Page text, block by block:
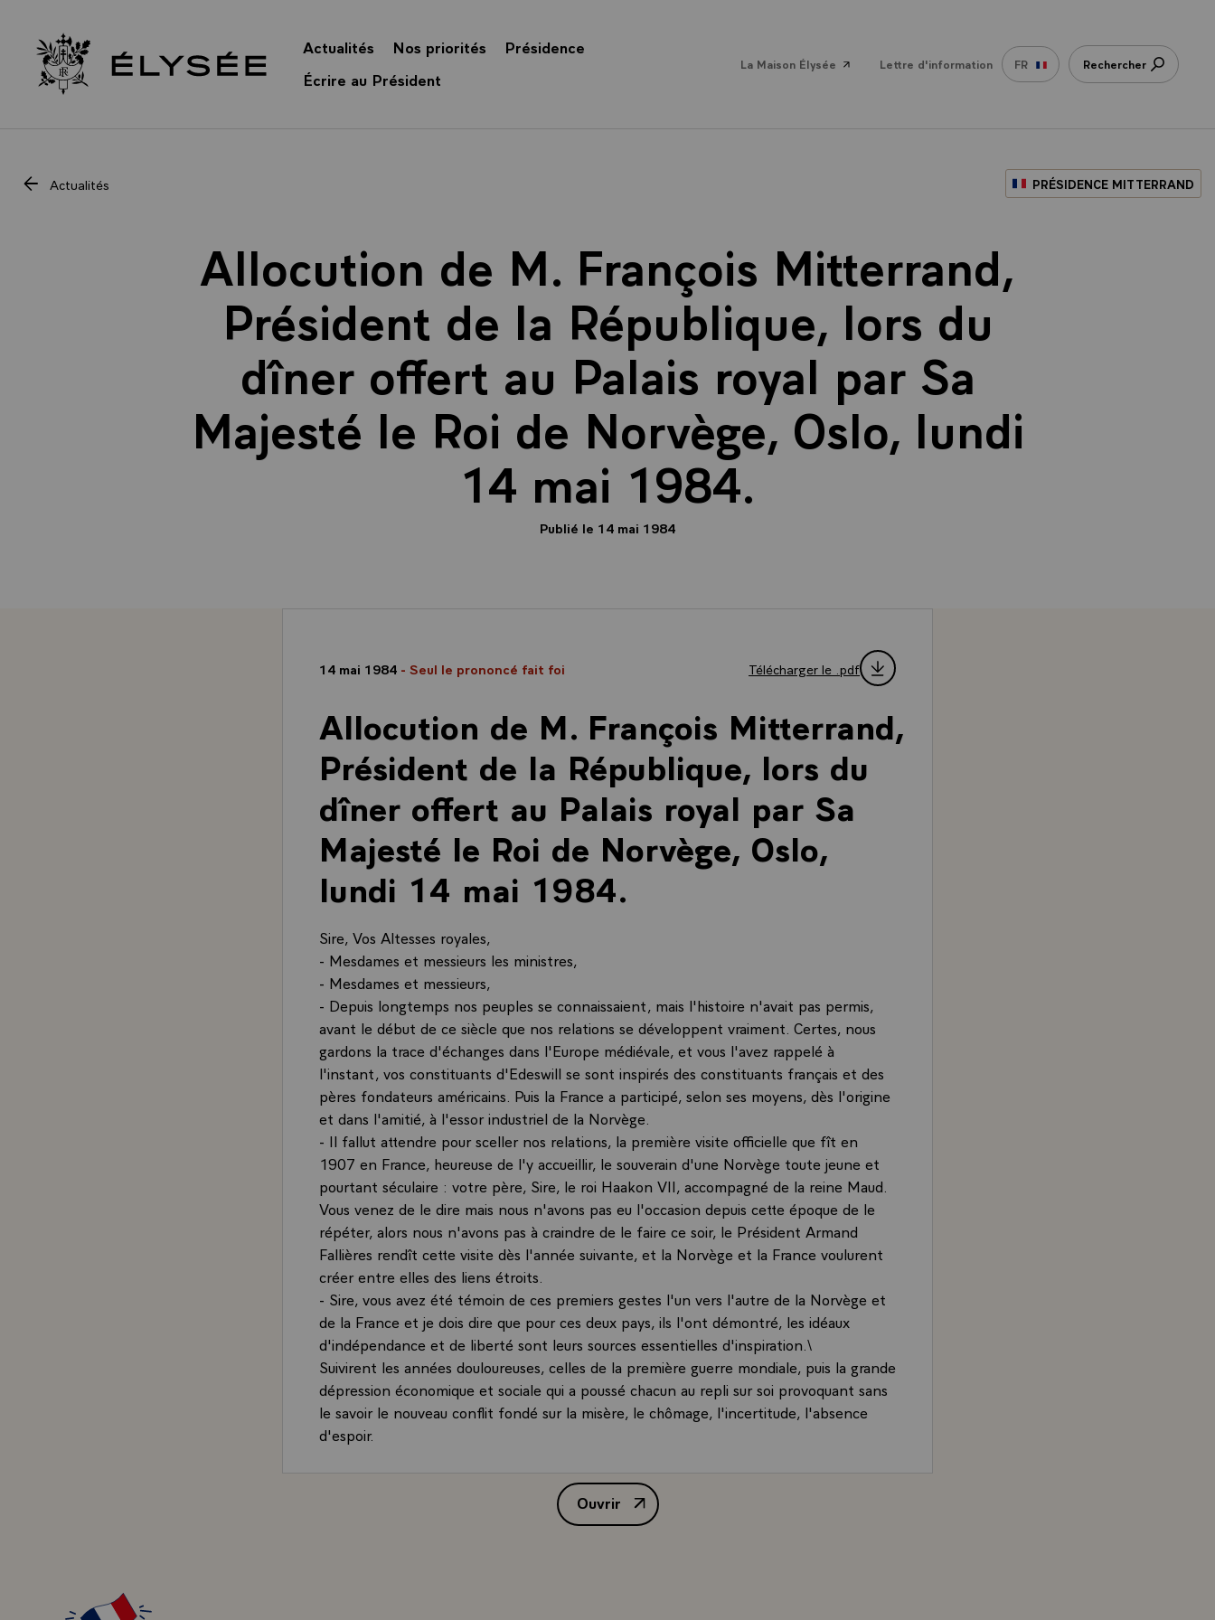
Retour à l’accueil Élysée
Actualités Nos priorités
Présidence
Écrire au Président
La Maison Élysée Lettre d'information FR Rechercher
Actualités PRÉSIDENCE MITTERRAND
Allocution de M. François Mitterrand,
Président de la République, lors du
dîner offert au Palais royal par Sa
Majesté le Roi de Norvège, Oslo, lundi
14 mai 1984.
Publié le 14 mai 1984
14 mai 1984 - Seul le prononcé fait foi Télécharger le .pdf
Allocution de M. François Mitterrand,
Président de la République, lors du
dîner offert au Palais royal par Sa
Majesté le Roi de Norvège, Oslo,
lundi 14 mai 1984.
Sire, Vos Altesses royales,
- Mesdames et messieurs les ministres,
- Mesdames et messieurs,
- Depuis longtemps nos peuples se connaissaient, mais l'histoire n'avait pas permis,
avant le début de ce siècle que nos relations se développent vraiment. Certes, nous
gardons la trace d'échanges dans l'Europe médiévale, et vous l'avez rappelé à
l'instant, vos constituants d'Edeswill se sont inspirés des constituants français et des
pères fondateurs américains. Puis la France a participé, selon ses moyens, dès l'origine
et dans l'amitié, à l'essor industriel de la Norvège.
- Il fallut attendre pour sceller nos relations, la première visite officielle que fît en
1907 en France, heureuse de l'y accueillir, le souverain d'une Norvège toute jeune et
pourtant séculaire : votre père, Sire, le roi Haakon VII, accompagné de la reine Maud.
Vous venez de le dire mais nous n'avons pas eu l'occasion depuis cette époque de le
répéter, alors nous n'avons pas à craindre de le faire ce soir, le Président Armand
Fallières rendît cette visite dès l'année suivante, et la Norvège et la France voulurent
créer entre elles des liens étroits.
- Sire, vous avez été témoin de ces premiers gestes l'un vers l'autre de la Norvège et
de la France et je dois dire que pour ces deux pays, ils l'ont démontré, les idéaux
d'indépendance et de liberté sont leurs sources essentielles d'inspiration.\
Suivirent les années douloureuses, celles de la première guerre mondiale, puis la grande
dépression économique et sociale qui a poussé chacun au repli sur soi provoquant sans
le savoir le nouveau conflit fondé sur la misère, le chômage, l'incertitude, l'absence
d'espoir.
personne, balayât notre continent et nous laissât, vous comme nous, vainqueurs mais
meurtris et plus conscients qu'auparavant de notre solidarité.
- C'est ce que nous avons éprouvé lorsque nous étions cet après-midi au musée de la
Ouvrir
Allocution de M. François Mitterrand, Président de la République, lors du dîner offert au